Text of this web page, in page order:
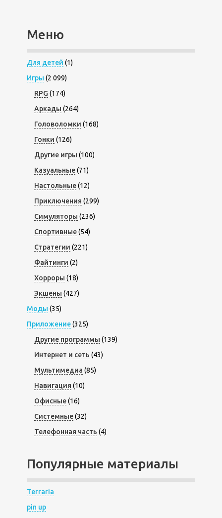
Меню
Для детей (1)
Игры (2 099)
RPG (174)
Аркады (264)
Головоломки (168)
Гонки (126)
Другие игры (100)
Казуальные(71)
Настольные(12)
Приключения (299)
Симуляторы (236)
Спортивные(54)
Стратегии (221)
Файтинги (2)
Хорроры (18)
Экшены (427)
Моды (35)
Приложение(325)
Другие программы (139)
Интернет и сеть (43)
Мультимедиа (85)
Навигация (10)
Офисные(16)
Системные(32)
Телефонная часть (4)
Популярные материалы
Terraria
pin up